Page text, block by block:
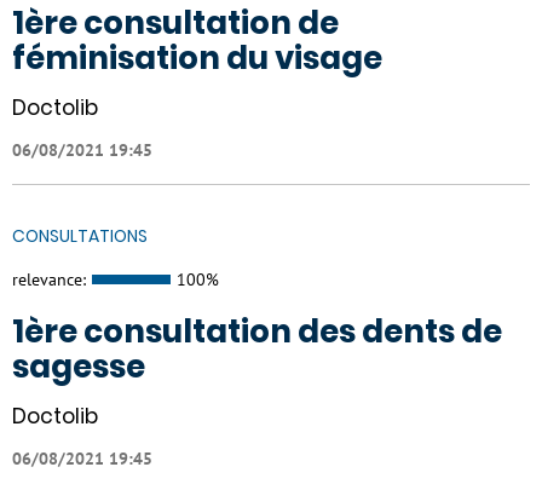
1ère consultation de
féminisation du visage
Doctolib
06/08/2021 19:45
CONSULTATIONS
relevance: 100%
1ère consultation des dents de
sagesse
Doctolib
06/08/2021 19:45